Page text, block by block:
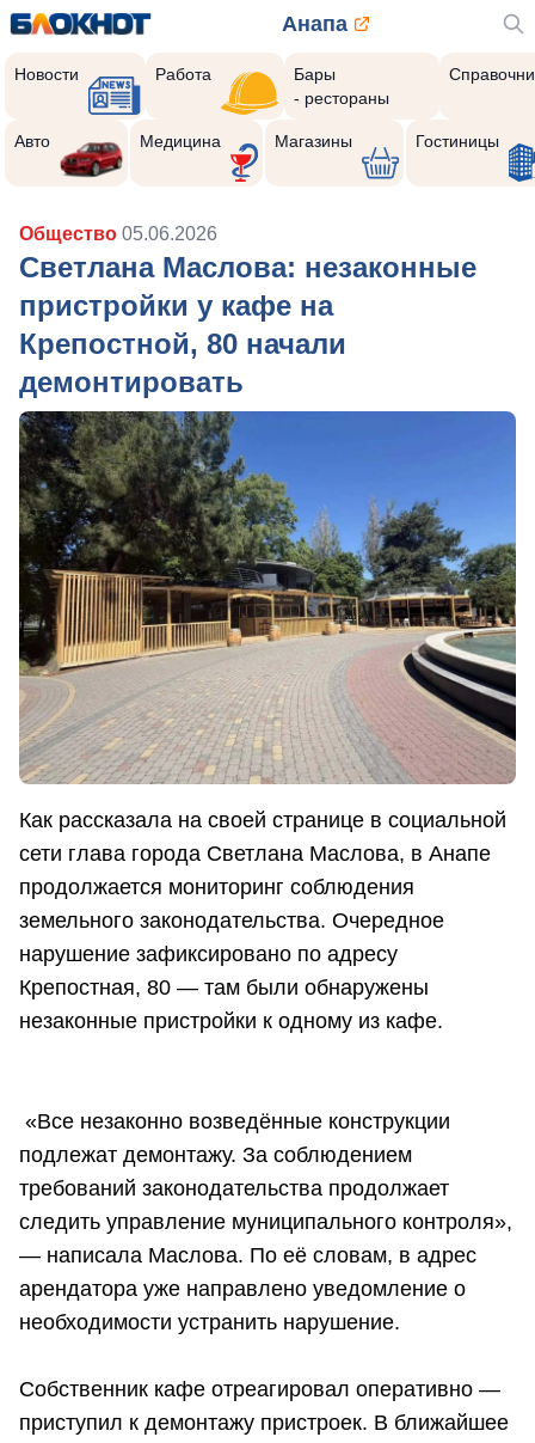
Анапа
Новости Работа
Бары
- рестораны
Авто Медицина Магазины Гостиницы
Общество 05.06.2026
Светлана Маслова: незаконные
пристройки у кафе на
Крепостной, 80 начали
демонтировать
Как рассказала на своей странице в социальной
сети глава города Светлана Маслова, в Анапе
продолжается мониторинг соблюдения
земельного законодательства. Очередное
нарушение зафиксировано по адресу
Крепостная, 80 — там были обнаружены
незаконные пристройки к одному из кафе.
«Все незаконно возведённые конструкции
подлежат демонтажу. За соблюдением
требований законодательства продолжает
следить управление муниципального контроля»,
— написала Маслова. По её словам, в адрес
арендатора уже направлено уведомление о
необходимости устранить нарушение.
Собственник кафе отреагировал оперативно —
приступил к демонтажу пристроек. В ближайшее